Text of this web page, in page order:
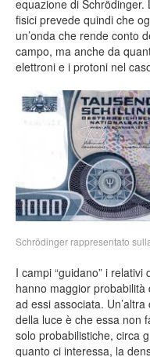
equazione di
fisici prevede quindi che
un’onda che rende conto
campo, ma anche da
elettroni e i protoni nel
Schrödinger rappresentato
I campi “guidano” i
hanno maggior probabilità
ad essi associata.
della luce è che essa non
solo probabilistiche, circa
quanto ci interessa, la